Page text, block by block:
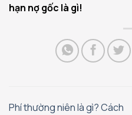
hạn nợ gốc là gì!
Phí thường niên là gì? Cách